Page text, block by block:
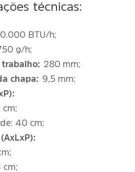
técnicas:
BTU/h;
g/h;
trabalho: 280 mm;
chapa: 9,5 mm;
cm;
40 cm;
cm;